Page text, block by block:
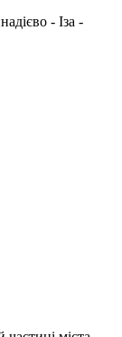
- Іза -